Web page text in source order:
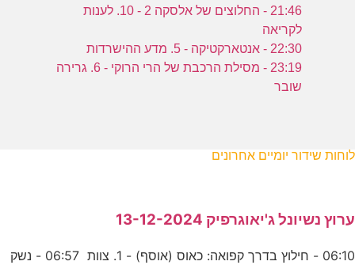
21:46 - החלוצים של אלסקה 2 - 10. לענות
לקריאה
22:30 - אנטארקטיקה - 5. מדע ההישרדות
23:19 - מסילת הרכבת של הרי הרוקי - 6. גרירה
שובר
לוחות שידור יומיים אחרונים
ערוץ נשיונל ג'יאוגרפיק 13-12-2024
06:10 - חילוץ בדרך קפואה: כאוס (אוסף) - 1. צוות 06:57 - נשק